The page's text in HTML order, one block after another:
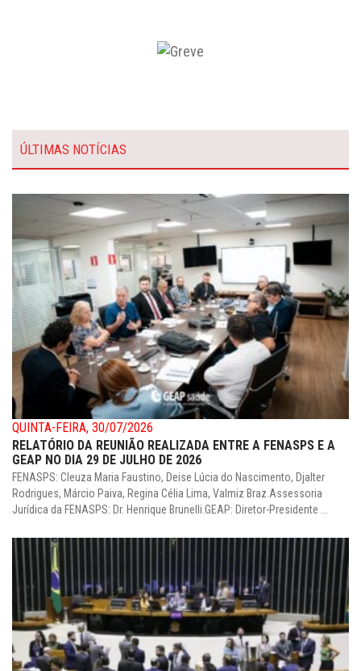
ÚLTIMAS NOTÍCIAS
QUINTA-FEIRA, 30/07/2026
RELATÓRIO DA REUNIÃO REALIZADA ENTRE A FENASPS E A
GEAP NO DIA 29 DE JULHO DE 2026
FENASPS: Cleuza Maria Faustino, Deise Lúcia do Nascimento, Djalter
Rodrigues, Márcio Paiva, Regina Célia Lima, Valmiz Braz.Assessoria
Jurídica da FENASPS: Dr. Henrique Brunelli.GEAP: Diretor-Presidente ...